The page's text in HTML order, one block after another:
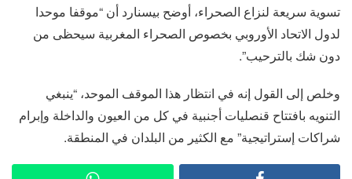
تسوية سريعة لنزاع الصحراء، أوضح بيسنارد أن “موقفا موحدا
لدول الاتحاد الأوروبي بخصوص الصحراء المغربية سيحظى من
دون شك بالترحيب”.
وخلص إلى القول إنه في انتظار هذا الموقف الموحد، “ينبغي
التنويه بافتتاح قنصليات أجنبية في كل من العيون والداخلة وإبرام
شراكات إستراتيجية” مع الكثير من البلدان في المنطقة.